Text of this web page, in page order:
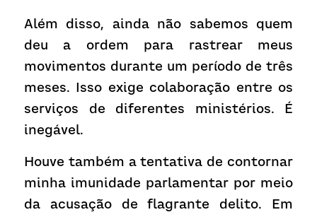
Além disso, ainda não sabemos quem
deu a ordem para rastrear meus
movimentos durante um período de três
meses. Isso exige colaboração entre os
serviços de diferentes ministérios. É
inegável.
Houve também a tentativa de contornar
minha imunidade parlamentar por meio
da acusação de flagrante delito. Em